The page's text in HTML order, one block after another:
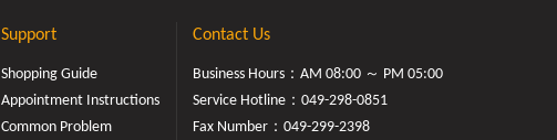
Support
Shopping Guide
Appointment Instructions
Common Problem
Contact Us
Business Hours：AM 08:00 ～ PM 05:00
Service Hotline： 049-298-0851
Fax Number：049-299-2398